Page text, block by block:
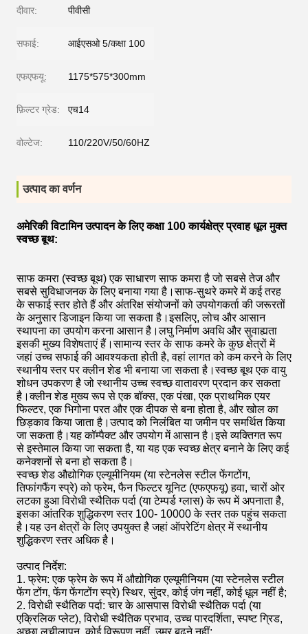
दीवार: पीवीसी
सफाई: आईएसओ 5/कक्षा 100
एफएफयू: 1175*575*300mm
फ़िल्टर ग्रेड: एच14
वोल्टेज: 110/220V/50/60HZ
उत्पाद का वर्णन
अमेरिकी विटामिन उत्पादन के लिए कक्षा 100 कार्यक्षेत्र प्रवाह धूल मुक्त
स्वच्छ बूथ:
साफ कमरा (स्वच्छ बूथ) एक साधारण साफ कमरा है जो सबसे तेज और
सबसे सुविधाजनक के लिए बनाया गया है।साफ-सुथरे कमरे में कई तरह
के सफाई स्तर होते हैं और अंतरिक्ष संयोजनों को उपयोगकर्ता की जरूरतों
के अनुसार डिजाइन किया जा सकता है।इसलिए, लोच और आसान
स्थापना का उपयोग करना आसान है।लघु निर्माण अवधि और सुवाह्यता
इसकी मुख्य विशेषताएं हैं।सामान्य स्तर के साफ कमरे के कुछ क्षेत्रों में
जहां उच्च सफाई की आवश्यकता होती है, वहां लागत को कम करने के लिए
स्थानीय स्तर पर क्लीन शेड भी बनाया जा सकता है।स्वच्छ बूथ एक वायु
शोधन उपकरण है जो स्थानीय उच्च स्वच्छ वातावरण प्रदान कर सकता
है।क्लीन शेड मुख्य रूप से एक बॉक्स, एक पंखा, एक प्राथमिक एयर
फिल्टर, एक भिगोना परत और एक दीपक से बना होता है, और खोल का
छिड़काव किया जाता है।उत्पाद को निलंबित या जमीन पर समर्थित किया
जा सकता है।यह कॉम्पैक्ट और उपयोग में आसान है।इसे व्यक्तिगत रूप
से इस्तेमाल किया जा सकता है, या यह एक स्वच्छ क्षेत्र बनाने के लिए कई
कनेक्शनों से बना हो सकता है।
स्वच्छ शेड औद्योगिक एल्यूमीनियम (या स्टेनलेस स्टील फेंगटोंग,
तिफांगफैंग स्प्रे) को फ्रेम, फैन फिल्टर यूनिट (एफएफयू) हवा, चारों ओर
लटका हुआ विरोधी स्थैतिक पर्दा (या टेम्पर्ड ग्लास) के रूप में अपनाता है,
इसका आंतरिक शुद्धिकरण स्तर 100- 10000 के स्तर तक पहुंच सकता
है।यह उन क्षेत्रों के लिए उपयुक्त है जहां ऑपरेटिंग क्षेत्र में स्थानीय
शुद्धिकरण स्तर अधिक है।
उत्पाद निर्देश:
1. फ्रेम: एक फ्रेम के रूप में औद्योगिक एल्यूमीनियम (या स्टेनलेस स्टील
फेंग टोंग, फेंग फेंगटोंग स्प्रे) स्थिर, सुंदर, कोई जंग नहीं, कोई धूल नहीं है;
2. विरोधी स्थैतिक पर्दा: चार के आसपास विरोधी स्थैतिक पर्दा (या
एक्रिलिक प्लेट), विरोधी स्थैतिक प्रभाव, उच्च पारदर्शिता, स्पष्ट ग्रिड,
अच्छा लचीलापन, कोई विरूपण नहीं, उम्र बढ़ने नहीं;